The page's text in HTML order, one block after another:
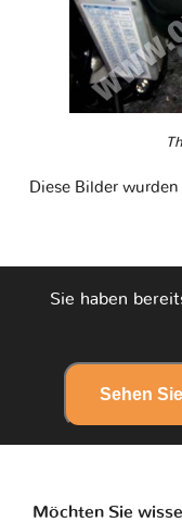
Diese Bilder wurden
Sie haben
Sehen
Möchten Sie